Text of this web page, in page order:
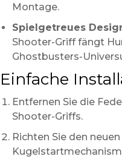
Montage.
Spielgetreues
Shooter-Griff fängt
Ghostbusters-
Einfache
Entfernen Sie die
Shooter-Griffs.
Richten Sie den